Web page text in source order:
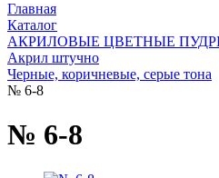
Главная
Каталог
АКРИЛОВЫЕ ЦВЕТНЫЕ
Акрил штучно
Черные, коричневые, серые тона
№ 6-8
№ 6-8